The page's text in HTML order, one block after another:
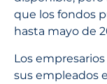
que los fondos
hasta mayo de
Los
sus empleados